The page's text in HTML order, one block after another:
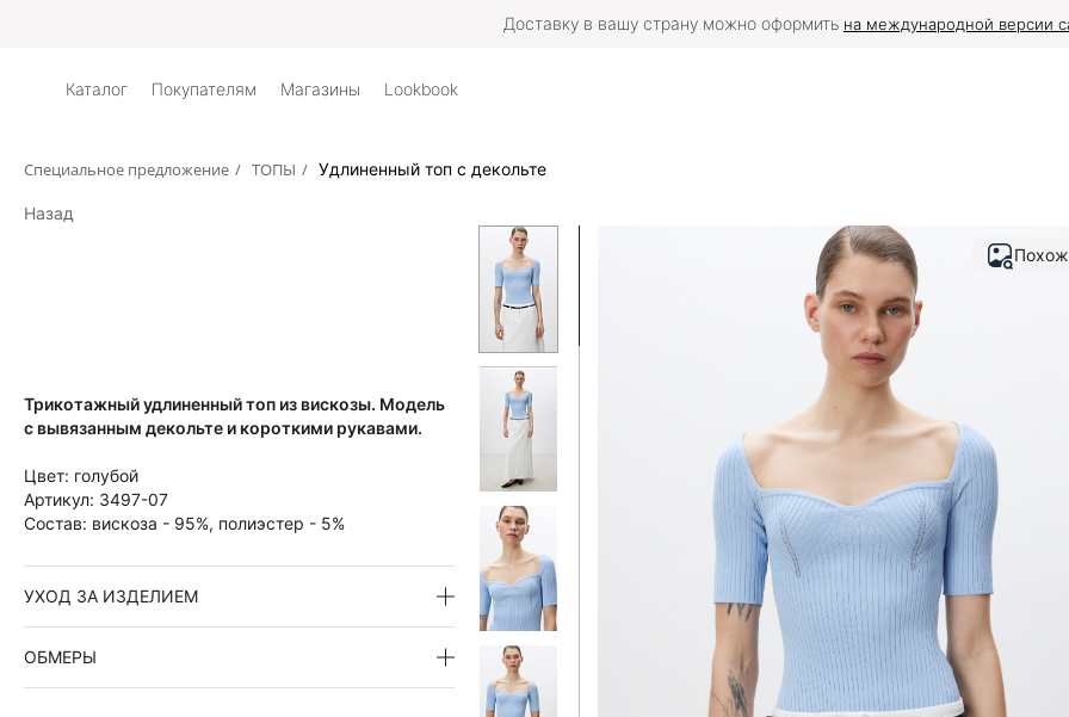
Доставку в вашу страну можно оформить на международной версии
Каталог Покупателям Магазины Lookbook
Специальное предложение / ТОПЫ / Удлиненный топ с декольте
Назад
Трикотажный удлиненный топ из вискозы. Модель
с вывязанным декольте и короткими рукавами.
Цвет: голубой
Артикул: 3497-07
Состав: вискоза - 95%, полиэстер - 5%
УХОД ЗА ИЗДЕЛИЕМ
ОБМЕРЫ